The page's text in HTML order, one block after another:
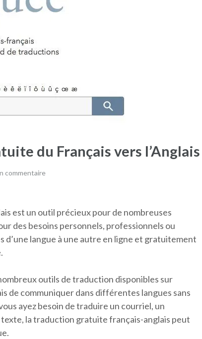
du Français vers l’Anglais
commentaire
est un outil précieux pour de nombreuses
des besoins personnels, professionnels ou
langue à une autre en ligne et gratuitement
outils de traduction disponibles sur
de communiquer dans différentes langues sans
ayez besoin de traduire un courriel, un
la traduction gratuite français-anglais peut